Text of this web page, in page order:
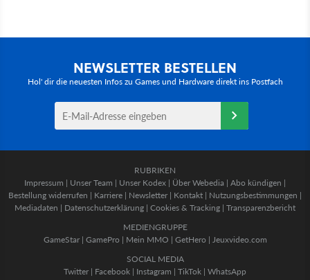
NEWSLETTER BESTELLEN
Hol' dir die neuesten Infos zu Games und Hardware direkt ins Postfach
RUBRIKEN
Impressum | Unser Team | Unser Kodex | Über Webedia | Abo kündigen |
Bestellung widerrufen | Karriere | Newsletter | Kontakt | Nutzungsbestimmungen |
Mediadaten | Datenschutzerklärung | Cookies & Tracking | Transparenzbericht
MEDIENGRUPPE
GameStar| GamePro | Mein MMO | GetHero | Jeuxvideo.com
SOCIAL MEDIA
Twitter | Facebook | Instagram | TikTok | WhatsApp